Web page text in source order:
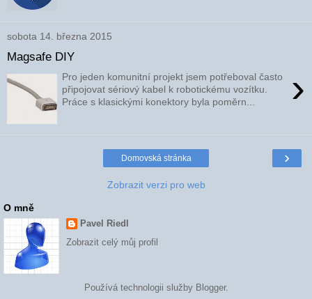
sobota 14. března 2015
Magsafe DIY
›
Pro jeden komunitní projekt jsem potřeboval často
připojovat sériový kabel k robotickému vozítku.
Práce s klasickými konektory byla poměrn...
›
Domovská stránka
Zobrazit verzi pro web
O mně
Pavel Riedl
Zobrazit celý můj profil
Používá technologii služby Blogger.